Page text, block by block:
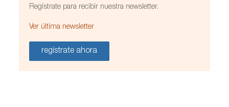
Regístrate para recibir nuestra newsletter.
Ver última newsletter
regístrate ahora